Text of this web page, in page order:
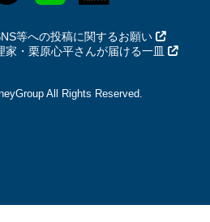
等への投稿に関するお願い
・栗原心平さんが届ける一皿
All Rights Reserved.